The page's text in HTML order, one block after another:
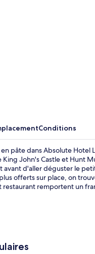
Conditions
pâte dans Absolute
John's Castle et Hunt
avant d'aller déguster le
offerts sur place, on
remportent un